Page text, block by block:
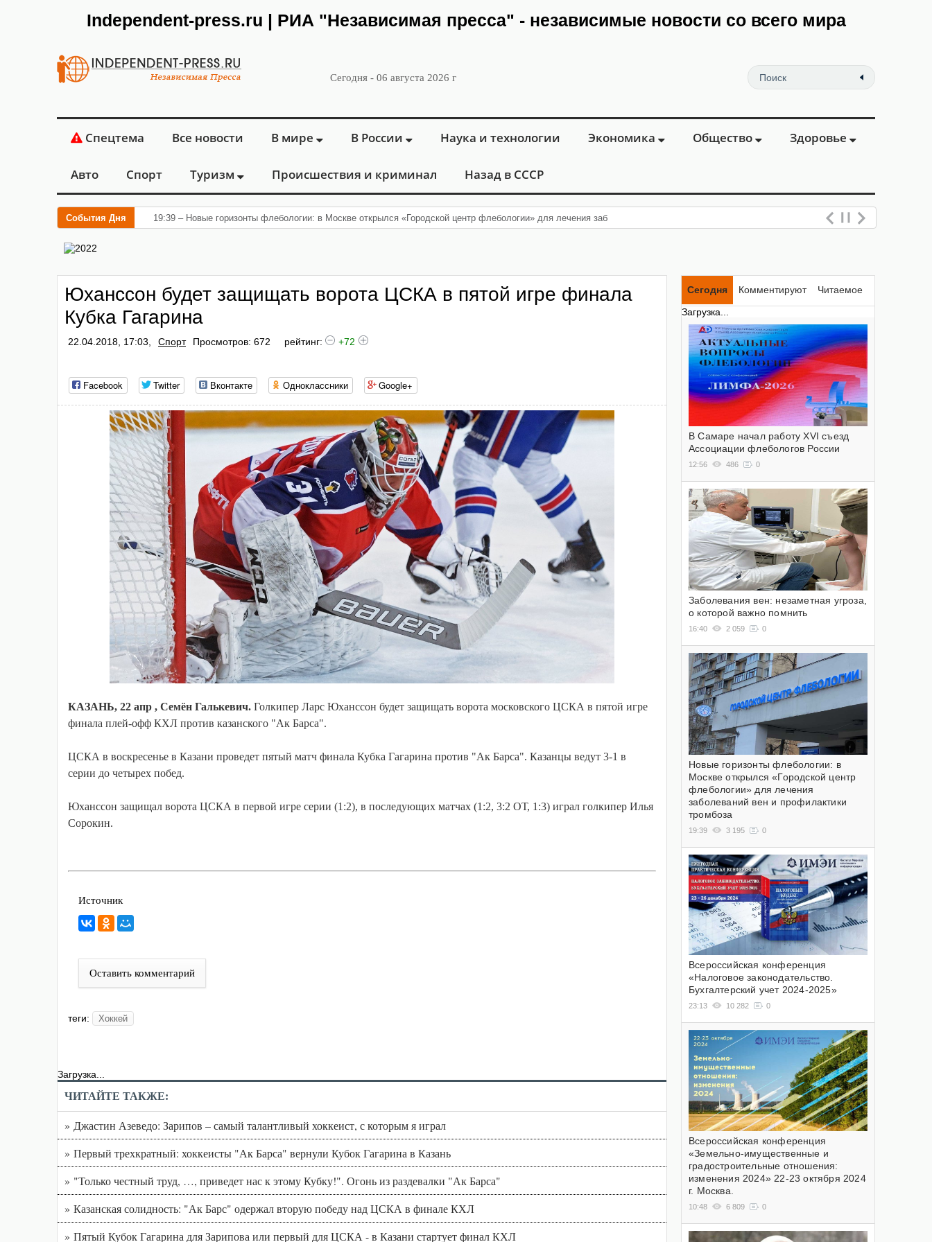
Independent-press.ru | РИА "Независимая пресса" - независимые новости со всего мира
Сегодня - 06 августа 2026 г
Спецтема Все новости В мире В России Наука и технологии Экономика Общество Здоровье
Авто Спорт Туризм Происшествия и криминал Назад в СССР
События Дня 19:39 – Новые горизонты флебологии: в Москве открылся «Городской центр флебологии» для лечения заболеваний вен и профилактик
Юханссон будет защищать ворота ЦСКА в пятой игре финала
Кубка Гагарина
22.04.2018, 17:03, Спорт Просмотров: 672 рейтинг: +72
Facebook Twitter Вконтакте Одноклассники Google+
КАЗАНЬ, 22 апр , Семён Галькевич. Голкипер Ларс Юханссон будет защищать ворота московского ЦСКА в пятой игре
финала плей-офф КХЛ против казанского "Ак Барса".
ЦСКА в воскресенье в Казани проведет пятый матч финала Кубка Гагарина против "Ак Барса". Казанцы ведут 3-1 в
серии до четырех побед.
Юханссон защищал ворота ЦСКА в первой игре серии (1:2), в последующих матчах (1:2, 3:2 ОТ, 1:3) играл голкипер Илья
Сорокин.
Источник
Оставить комментарий
теги: Хоккей
Загрузка...
ЧИТАЙТЕ ТАКЖЕ:
» Джастин Азеведо: Зарипов – самый талантливый хоккеист, с которым я играл
» Первый трехкратный: хоккеисты "Ак Барса" вернули Кубок Гагарина в Казань
» "Только честный труд, …, приведет нас к этому Кубку!". Огонь из раздевалки "Ак Барса"
» Казанская солидность: "Ак Барс" одержал вторую победу над ЦСКА в финале КХЛ
» Пятый Кубок Гагарина для Зарипова или первый для ЦСКА - в Казани стартует финал КХЛ
Сегодня Комментируют
Читаемое
Загрузка...
В Самаре начал работу XVI съезд
Ассоциации флебологов России
12:56 486 0
Заболевания вен: незаметная угроза,
о которой важно помнить
16:40 2 059 0
Новые горизонты флебологии: в
Москве открылся «Городской центр
флебологии» для лечения
заболеваний вен и профилактики
тромбоза
19:39 3 195 0
Всероссийская конференция
«Налоговое законодательство.
Бухгалтерский учет 2024-2025»
23:13 10 282 0
Всероссийская конференция
«Земельно-имущественные и
градостроительные отношения:
изменения 2024» 22-23 октября 2024
г. Москва.
10:48 6 809 0